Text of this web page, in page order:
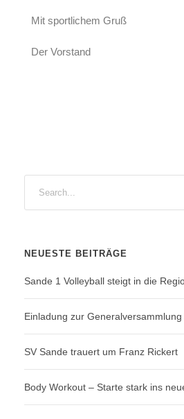
Mit sportlichem Gruß
Der Vorstand
NEUESTE BEITRÄGE
Sande 1 Volleyball steigt in die
Einladung zur Generalversammlung
SV Sande trauert um Franz Rickert
Body Workout – Starte stark ins